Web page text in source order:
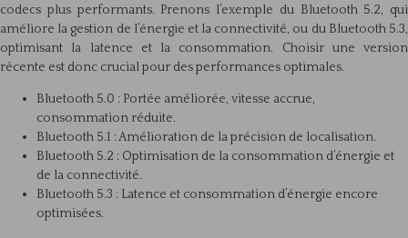
codecs plus performants. Prenons l’exemple du Bluetooth 5.2, qui
améliore la gestion de l’énergie et la connectivité, ou du Bluetooth 5.3,
optimisant la latence et la consommation. Choisir une version
récente est donc crucial pour des performances optimales.
Bluetooth 5.0 : Portée améliorée, vitesse accrue,
consommation réduite.
Bluetooth 5.1 : Amélioration de la précision de localisation.
Bluetooth 5.2 : Optimisation de la consommation d’énergie et
de la connectivité.
Bluetooth 5.3 : Latence et consommation d’énergie encore
optimisées.